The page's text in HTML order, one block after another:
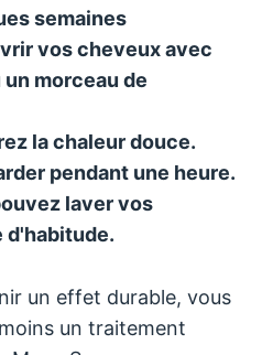
semaines
vos cheveux avec
morceau de
la chaleur douce.
pendant une heure.
laver vos
d'habitude.
un effet durable, vous
un traitement